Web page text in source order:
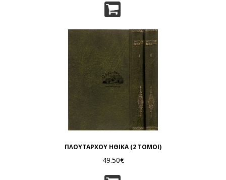
ΠΛΟΥΤΑΡΧΟΥ ΗΘΙΚΑ (2 ΤΟΜΟΙ)
49.50€